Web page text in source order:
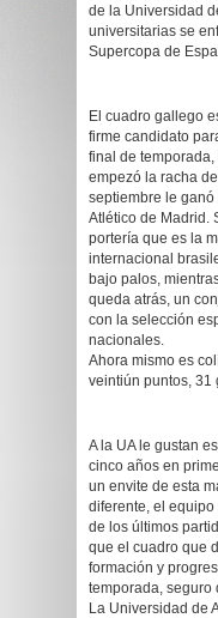
de la Universidad
universitarias se
Supercopa de
El cuadro gallego
firme candidato
final de
empezó la racha
septiembre le
Atlético de Madrid.
portería que es la
internacional
bajo palos,
queda atrás, un
con la selección
nacionales.
Ahora mismo es
veintiún puntos, 31
A la UA le gustan
cinco años en
un envite de esta
diferente, el
de los últimos
que el cuadro que
formación y
temporada, seguro
La Universidad de